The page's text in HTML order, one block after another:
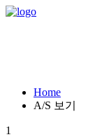
Home
A/S 보기
1